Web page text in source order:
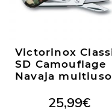
Victorinox
SD Camouflage
Navaja
25,99€